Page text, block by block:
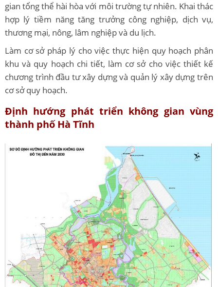
gian tổng thể hài hòa với môi trường tự nhiên. Khai thác
hợp lý tiềm năng tăng trưởng công nghiệp, dịch vụ,
thương mại, nông, lâm nghiệp và du lịch.
Làm cơ sở pháp lý cho việc thực hiện quy hoạch phân
khu và quy hoạch chi tiết, làm cơ sở cho việc thiết kế
chương trình đầu tư xây dựng và quản lý xây dựng trên
cơ sở quy hoạch.
Định hướng phát triển không gian vùng
thành phố Hà Tĩnh